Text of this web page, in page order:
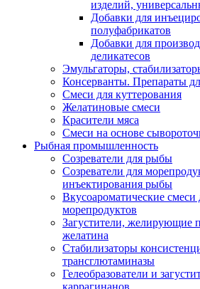
изделий,
Добавки для
полуфабрикатов
Добавки для
деликатесов
Эмульгаторы,
Консерванты. Препараты
Смеси для куттерования
Желатиновые смеси
Красители мяса
Смеси на основе
Рыбная промышленность
Созреватели для рыбы
Созреватели для
инъектирования рыбы
Вкусоароматические
морепродуктов
Загустители, желирующие
желатина
Стабилизаторы
трансглютаминазы
Гелеобразователи и